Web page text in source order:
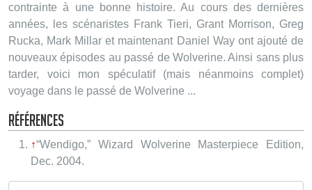
contrainte à une bonne histoire. Au cours des dernières
années, les scénaristes Frank Tieri, Grant Morrison, Greg
Rucka, Mark Millar et maintenant Daniel Way ont ajouté de
nouveaux épisodes au passé de Wolverine. Ainsi sans plus
tarder, voici mon spéculatif (mais néanmoins complet)
voyage dans le passé de Wolverine ...
Références
↑“Wendigo,” Wizard Wolverine Masterpiece Edition,
Dec. 2004.